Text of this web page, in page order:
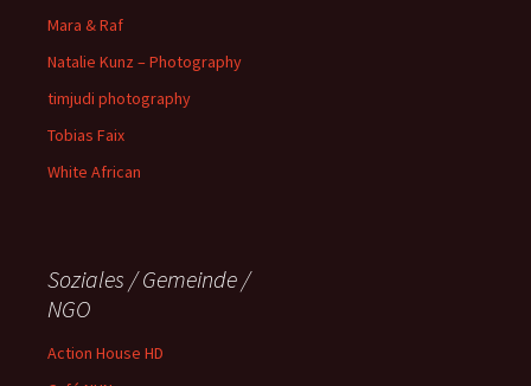
Mara & Raf
Natalie Kunz – Photography
timjudi photography
Tobias Faix
White African
Soziales / Gemeinde /
NGO
Action House HD